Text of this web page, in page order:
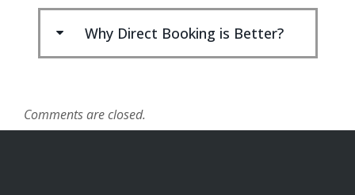
Why Direct Booking is Better?
Comments are closed.